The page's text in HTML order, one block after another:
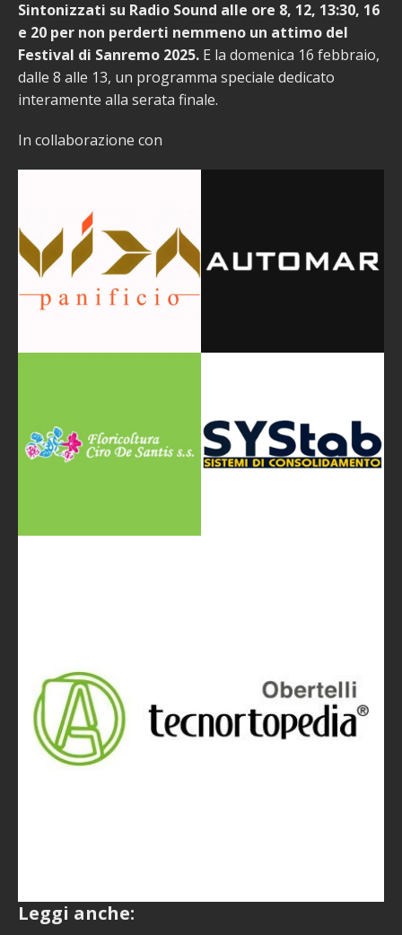
Sintonizzati su Radio Sound alle ore 8, 12, 13:30, 16
e 20 per non perderti nemmeno un attimo del
Festival di Sanremo 2025. E la domenica 16 febbraio,
dalle 8 alle 13, un programma speciale dedicato
interamente alla serata finale.
In collaborazione con
Leggi anche: